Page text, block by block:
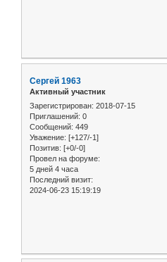
Сергей 1963
Активный участник
Зарегистрирован: 2018-07-15
Приглашений: 0
Сообщений: 449
Уважение: [+127/-1]
Позитив: [+0/-0]
Провел на форуме:
5 дней 4 часа
Последний визит:
2024-06-23 15:19:19